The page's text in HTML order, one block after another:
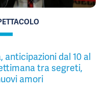
anticipazioni dal 10 al
tra segreti,
amori